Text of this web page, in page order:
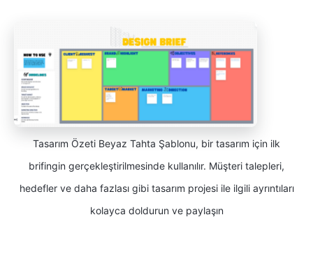
Tasarım Özeti Beyaz Tahta Şablonu, bir tasarım için ilk
brifingin gerçekleştirilmesinde kullanılır. Müşteri talepleri,
hedefler ve daha fazlası gibi tasarım projesi ile ilgili ayrıntıları
kolayca doldurun ve paylaşın